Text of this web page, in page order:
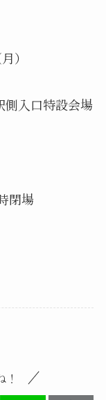
）
側入口特設会場
閉場